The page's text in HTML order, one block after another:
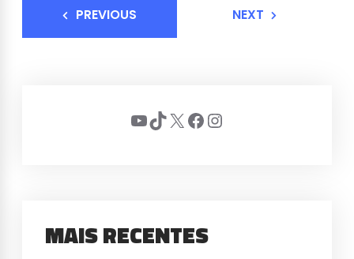
PREVIOUS NEXT
Youtube
TikTok
X Facebook
Instagram
MAIS RECENTES